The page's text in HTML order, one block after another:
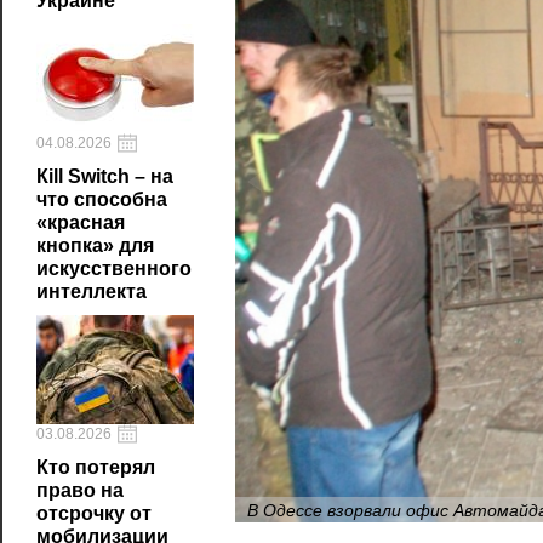
04.08.2026
Кill Switch – на
что способна
«красная
кнопка» для
искусственного
интеллекта
03.08.2026
Кто потерял
право на
отсрочку от
мобилизации
В Одессе взорвали офис